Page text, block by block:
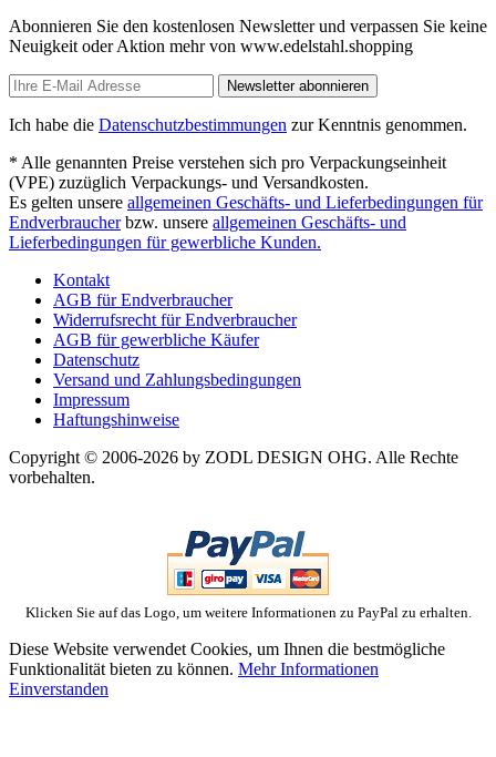
Abonnieren Sie den kostenlosen Newsletter und verpassen Sie keine
Neuigkeit oder Aktion mehr von www.edelstahl.shopping
Newsletter abonnieren
Ich habe die Datenschutzbestimmungen zur Kenntnis genommen.
* Alle genannten Preise verstehen sich pro Verpackungseinheit
(VPE) zuzüglich Verpackungs- und Versandkosten.
Es gelten unsere allgemeinen Geschäfts- und Lieferbedingungen für
Endverbraucherbzw. unsere allgemeinen Geschäfts- und
Lieferbedingungen für gewerbliche Kunden.
Kontakt
AGB für Endverbraucher
Widerrufsrecht für Endverbraucher
AGB für gewerbliche Käufer
Datenschutz
Versand und Zahlungsbedingungen
Impressum
Haftungshinweise
Copyright © 2006-2026 by ZODL DESIGN OHG. Alle Rechte
vorbehalten.
Klicken Sie auf das Logo, um weitere Informationen zu PayPal zu erhalten.
Diese Website verwendet Cookies, um Ihnen die bestmögliche
Funktionalität bieten zu können. Mehr Informationen
Einverstanden